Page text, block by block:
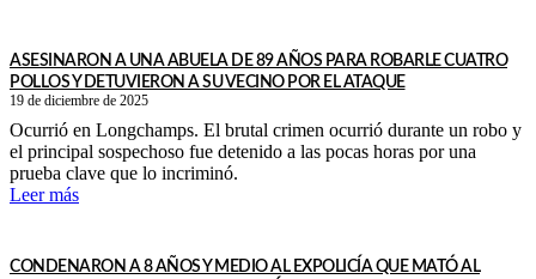
ASESINARON A UNA ABUELA DE 89 AÑOS PARA ROBARLE CUATRO
POLLOS Y DETUVIERON A SU VECINO POR EL ATAQUE
19 de diciembre de 2025
Ocurrió en Longchamps. El brutal crimen ocurrió durante un robo y
el principal sospechoso fue detenido a las pocas horas por una
prueba clave que lo incriminó.
Leer más
CONDENARON A 8 AÑOS Y MEDIO AL EXPOLICÍA QUE MATÓ AL